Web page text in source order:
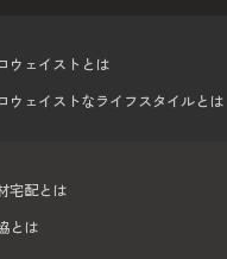
ウェイストとは
ウェイストなライフスタイルとは
宅配とは
とは